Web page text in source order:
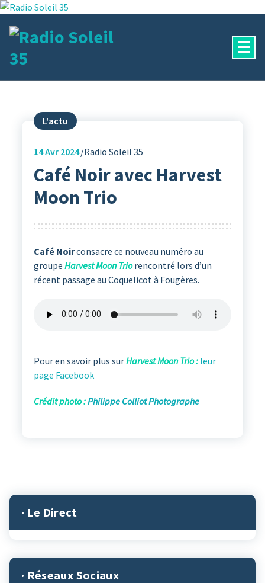
Aller
contenu
L'actu
14Avr 2024 Radio Soleil 35
Café Noir avec Harvest
Moon Trio
Café Noirconsacre ce nouveau numéro au
groupe Harvest Moon Triorencontré lors d’un
récent passage au Coquelicot à Fougères.
Pour en savoir plus surHarvest Moon Trio : leur
page Facebook
Crédit photo :Philippe Colliot Photographe
· Le Direct
· Réseaux Sociaux